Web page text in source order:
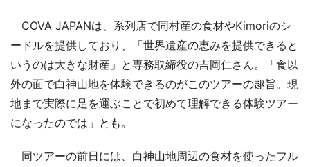
COVA JAPANは、系列店で同村産の食材やKimoriのシ
ードルを提供しており、「世界遺産の恵みを提供できると
いうのは大きな財産」と専務取締役の吉岡仁さん。「食以
外の面で白神山地を体験できるのがこのツアーの趣旨。現
地まで実際に足を運ぶことで初めて理解できる体験ツアー
になったのでは」とも。
同ツアーの前日には、白神山地周辺の食材を使ったフル